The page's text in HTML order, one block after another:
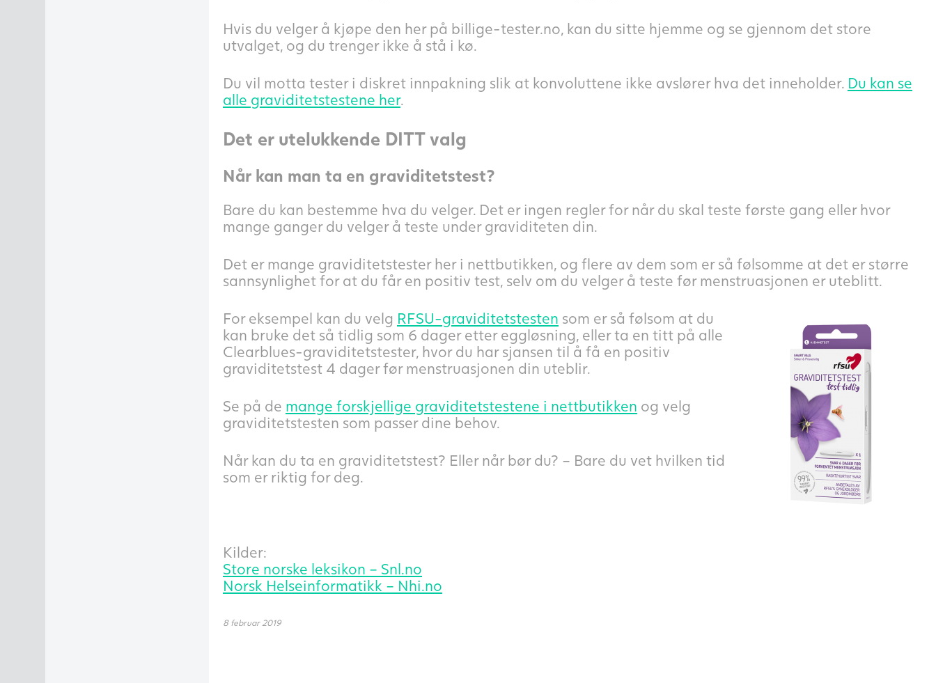
Hvis du velger å kjøpe den her på billige-tester.no, kan du sitte hjemme og se gjennom det store
utvalget, og du trenger ikke å stå i kø.
Du vil motta tester i diskret innpakning slik at konvoluttene ikke avslører hva det inneholder. Du kan se
alle graviditetstestene her.
Det er utelukkende DITT valg
Når kan man ta en graviditetstest?
Bare du kan bestemme hva du velger. Det er ingen regler for når du skal teste første gang eller hvor
mange ganger du velger å teste under graviditeten din.
Det er mange graviditetstester her i nettbutikken, og flere av dem som er så følsomme at det er større
sannsynlighet for at du får en positiv test, selv om du velger å teste før menstruasjonen er uteblitt.
For eksempel kan du velg RFSU-graviditetstesten som er så følsom at du
kan bruke det så tidlig som 6 dager etter eggløsning, eller ta en titt på alle
Clearblues-graviditetstester, hvor du har sjansen til å få en positiv
graviditetstest 4 dager før menstruasjonen din uteblir.
Se på de mange forskjellige graviditetstestene i nettbutikken og velg
graviditetstesten som passer dine behov.
Når kan du ta en graviditetstest? Eller når bør du? – Bare du vet hvilken tid
som er riktig for deg.
Kilder:
Store norske leksikon – Snl.no
Norsk Helseinformatikk – Nhi.no
8 februar 2019